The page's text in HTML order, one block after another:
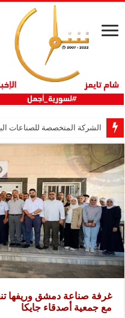
الشركة المتخصصة للصناعات
غرفة صناعة دمشق وريفها
مع جمعية أصدقاء جايكا